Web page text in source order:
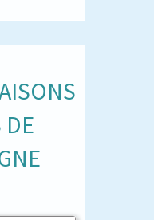
DE